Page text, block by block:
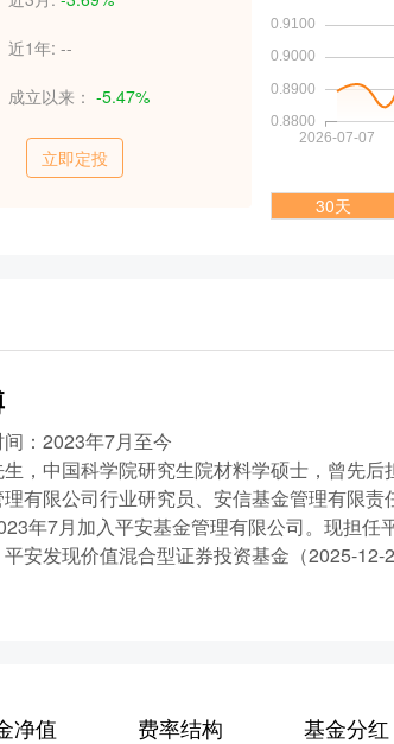
近1年: --
成立以来： -5.47%
立即定投
30天
间：2023年7月至今
生，中国科学院研究生院材料学硕士，曾先
理有限公司行业研究员、安信基金管理有限
年7月加入平安基金管理有限公司。现担
安发现价值混合型证券投资基金（2025-12-
净值 费率结构 基金分红